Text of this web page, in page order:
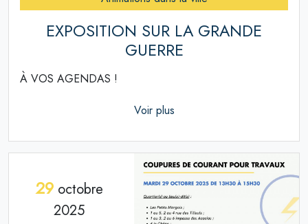
EXPOSITION SUR LA GRANDE
GUERRE
À VOS AGENDAS !
Voir plus
29octobre
2025